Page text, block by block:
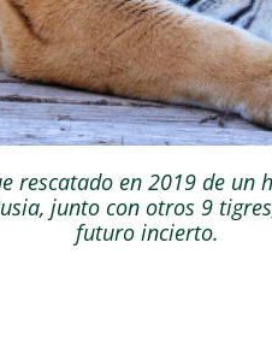
rescatado en 2019 de un
junto con otros 9
futuro incierto.